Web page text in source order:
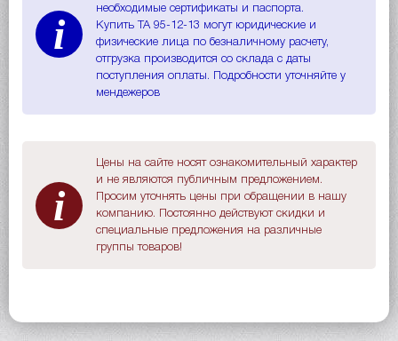
i
необходимые сертификаты и паспорта.
Купить ТА 95-12-13 могут юридические и
физические лица по безналичному расчету,
отгрузка производится со склада с даты
поступления оплаты. Подробности уточняйте у
мендежеров
i
Цены на сайте носят ознакомительный характер
и не являются публичным предложением.
Просим уточнять цены при обращении в нашу
компанию. Постоянно действуют скидки и
специальные предложения на различные
группы товаров!